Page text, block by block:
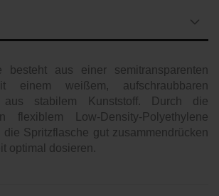
besteht aus einer semitransparenten
einem weißem, aufschraubbaren
aus stabilem Kunststoff. Durch die
flexiblem Low-Density-Polyethylene
Spritzflasche gut zusammendrücken
optimal dosieren.